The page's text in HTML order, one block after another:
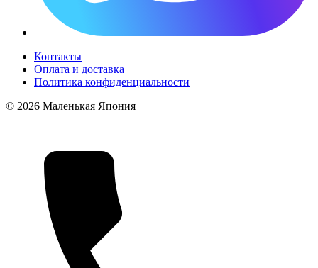
Контакты
Оплата и доставка
Политика конфиденциальности
© 2026 Маленькая Япония